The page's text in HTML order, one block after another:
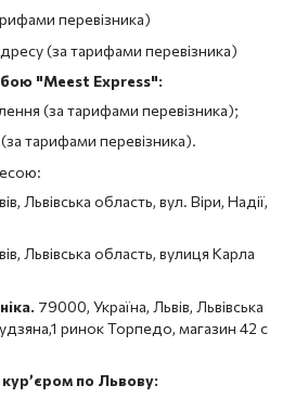
перевізника)
(за тарифами перевізника)
"Meest Express":
(за тарифами перевізника);
тарифами перевізника).
Львівська область, вул. Віри, Надії,
Львівська область, вулиця Карла
79000, Україна, Львів, Львівська
ринок Торпедо, магазин 42 с
по Львову: